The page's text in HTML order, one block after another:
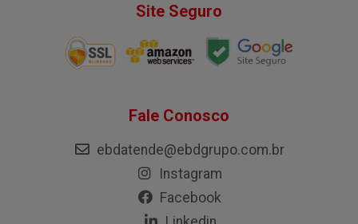
Site Seguro
Fale Conosco
ebdatende@ebdgrupo.com.br
Instagram
Facebook